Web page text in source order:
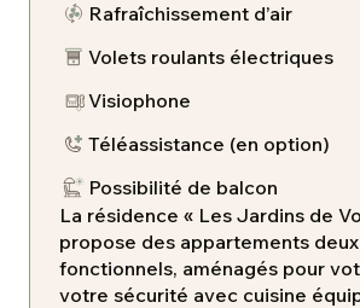
Rafraîchissement d’air
Volets roulants électriques
Visiophone
​Téléassistance (en option)
Possibilité de balcon
La résidence « Les Jardins de
propose des appartements
fonctionnels, aménagés pour
votre sécurité avec cuisine